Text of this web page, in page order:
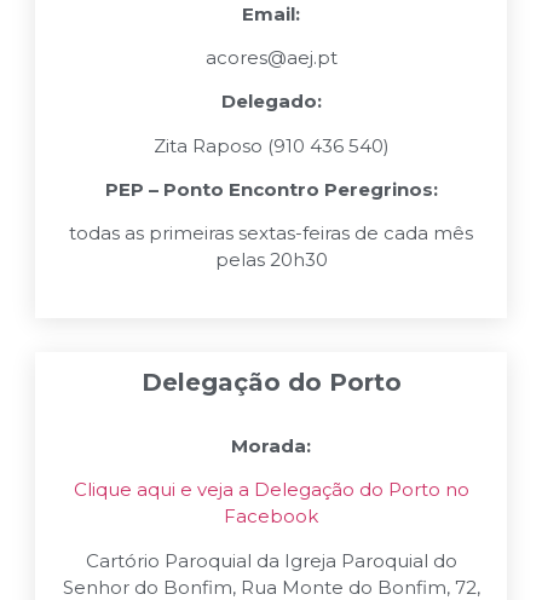
Email:
acores@aej.pt
Delegado:
Zita Raposo (910 436 540)
PEP – Ponto Encontro Peregrinos:
todas as primeiras sextas-feiras de cada mês
pelas 20h30
Delegação do Porto
Morada:
Clique aqui e veja a Delegação do Porto no
Facebook
Cartório Paroquial da Igreja Paroquial do
Senhor do Bonfim, Rua Monte do Bonfim, 72,